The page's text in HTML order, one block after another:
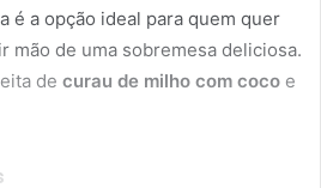
é a opção ideal para quem quer
mão de uma sobremesa deliciosa.
de curau de milho com coco e